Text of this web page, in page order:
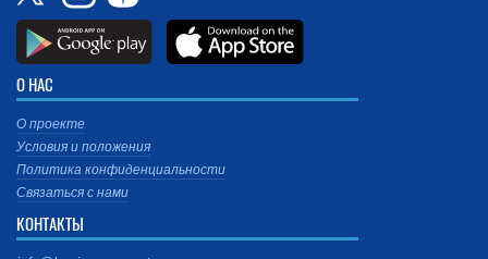
О НАС
О проекте
Условия и положения
Политика конфиденциальности
Связаться с нами
КОНТАКТЫ